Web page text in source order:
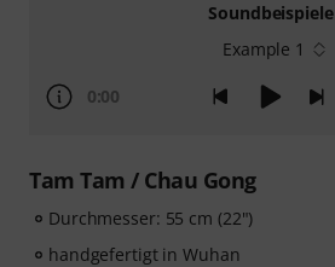
Soundbeispiele
Example 1
0:00
Tam Tam / Chau Gong
Durchmesser: 55 cm (22")
handgefertigt in Wuhan